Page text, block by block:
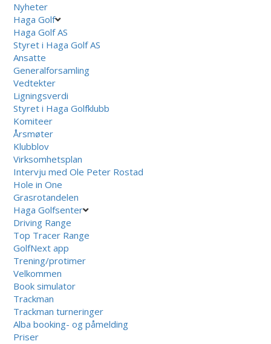
Nyheter
Haga Golf
Haga Golf AS
Styret i Haga Golf AS
Ansatte
Generalforsamling
Vedtekter
Ligningsverdi
Styret i Haga Golfklubb
Komiteer
Årsmøter
Klubblov
Virksomhetsplan
Intervju med Ole Peter Rostad
Hole in One
Grasrotandelen
Haga Golfsenter
Driving Range
Top Tracer Range
GolfNext app
Trening/protimer
Velkommen
Book simulator
Trackman
Trackman turneringer
Alba booking- og påmelding
Priser